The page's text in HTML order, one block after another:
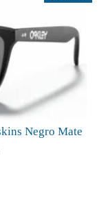
Negro Mate